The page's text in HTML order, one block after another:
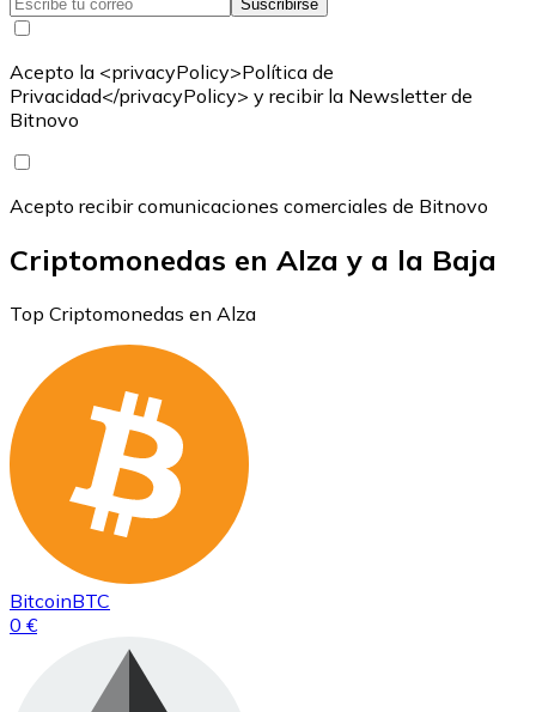
Suscribirse
Acepto la <privacyPolicy>Política de
Privacidad</privacyPolicy> y recibir la Newsletter de
Bitnovo
Acepto recibir comunicaciones comerciales de Bitnovo
Criptomonedas en Alza y a la Baja
Top Criptomonedas en Alza
BitcoinBTC
0 €